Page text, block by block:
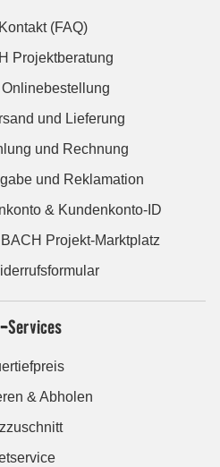
(FAQ)
Projektberatung
und Lieferung
und Rechnung
und Reklamation
& Kundenkonto-ID
Projekt-Marktplatz
Services
& Abholen